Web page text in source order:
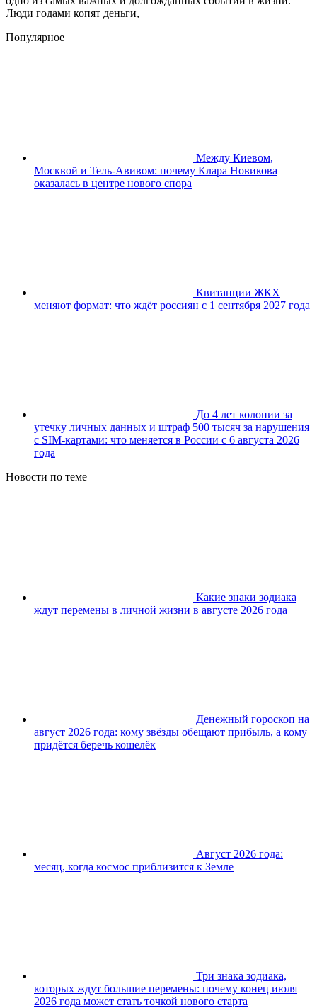
Люди годами копят деньги,
Популярное
Между Киевом,
Москвой и Тель-Авивом: почему Клара Новикова
оказалась в центре нового спора
Квитанции ЖКХ
меняют формат: что ждёт россиян с 1 сентября 2027 года
До 4 лет колонии за
утечку личных данных и штраф 500 тысяч за нарушения
с SIM-картами: что меняется в России с 6 августа 2026
года
Новости по теме
Какие знаки зодиака
ждут перемены в личной жизни в августе 2026 года
Денежный гороскоп на
август 2026 года: кому звёзды обещают прибыль, а кому
придётся беречь кошелёк
Август 2026 года:
месяц, когда космос приблизится к Земле
Три знака зодиака,
которых ждут большие перемены: почему конец июля
2026 года может стать точкой нового старта